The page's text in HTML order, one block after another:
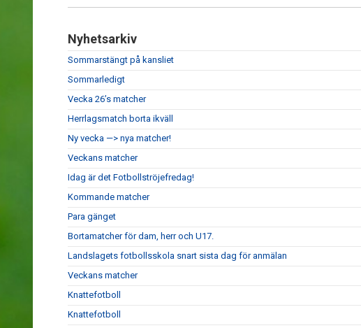
Nyhetsarkiv
Sommarstängt på kansliet
Sommarledigt
Vecka 26’s matcher
Herrlagsmatch borta ikväll
Ny vecka —> nya matcher!
Veckans matcher
Idag är det Fotbollströjefredag!
Kommande matcher
Para gänget
Bortamatcher för dam, herr och U17.
Landslagets fotbollsskola snart sista dag för anmälan
Veckans matcher
Knattefotboll
Knattefotboll